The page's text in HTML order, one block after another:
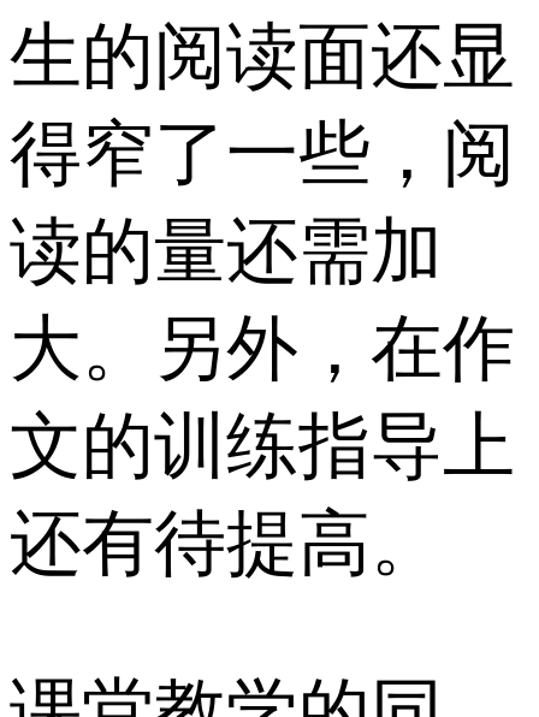
生的阅读面还显
得窄了一些，阅
读的量还需加
大。另外，在作
文的训练指导上
还有待提高。